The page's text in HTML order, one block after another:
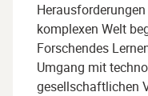
komplexen Welt
Forschendes
Umgang mit
gesellschaftlichen